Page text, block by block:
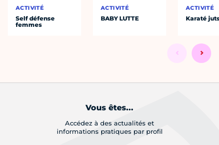
ACTIVITÉ
Self défense
femmes
ACTIVITÉ
BABY LUTTE
ACTIVITÉ
Karaté
Vous êtes...
Accédez à des actualités et
informations pratiques par profil